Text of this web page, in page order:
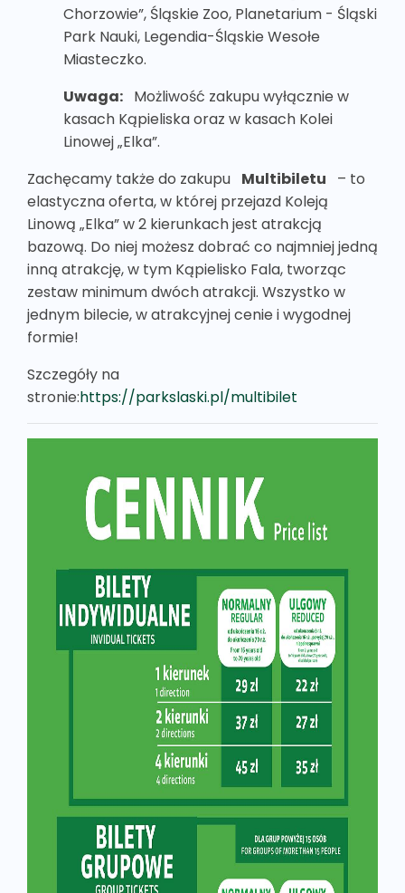
Chorzowie”, Śląskie Zoo, Planetarium - Śląski
Park Nauki, Legendia-Śląskie Wesołe
Miasteczko.
Uwaga: Możliwość zakupu wyłącznie w
kasach Kąpieliska oraz w kasach Kolei
Linowej „Elka”.
Zachęcamy także do zakupu Multibiletu – to
elastyczna oferta, w której przejazd Koleją
Linową „Elka” w 2 kierunkach jest atrakcją
bazową. Do niej możesz dobrać co najmniej jedną
inną atrakcję, w tym Kąpielisko Fala, tworząc
zestaw minimum dwóch atrakcji. Wszystko w
jednym bilecie, w atrakcyjnej cenie i wygodnej
formie!
Szczegóły na
stronie:https://parkslaski.pl/multibilet